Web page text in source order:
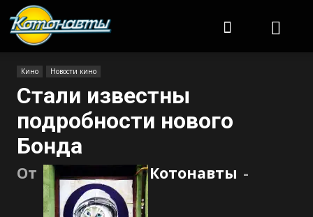
Кино Новости кино
Стали известны
подробности нового
Бонда
От Котонавты -